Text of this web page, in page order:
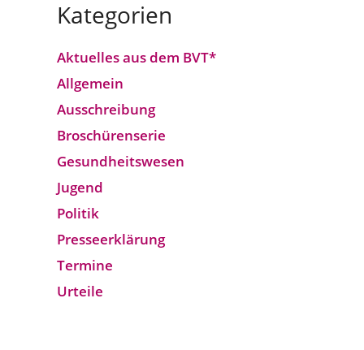
Kategorien
Aktuelles aus dem BVT*
Allgemein
Ausschreibung
Broschürenserie
Gesund­heits­wesen
Jugend
Politik
Presseerklärung
Termine
Urteile